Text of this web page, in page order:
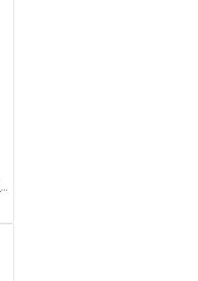
AN-3830 SCHLÜSSELANHÄNGER